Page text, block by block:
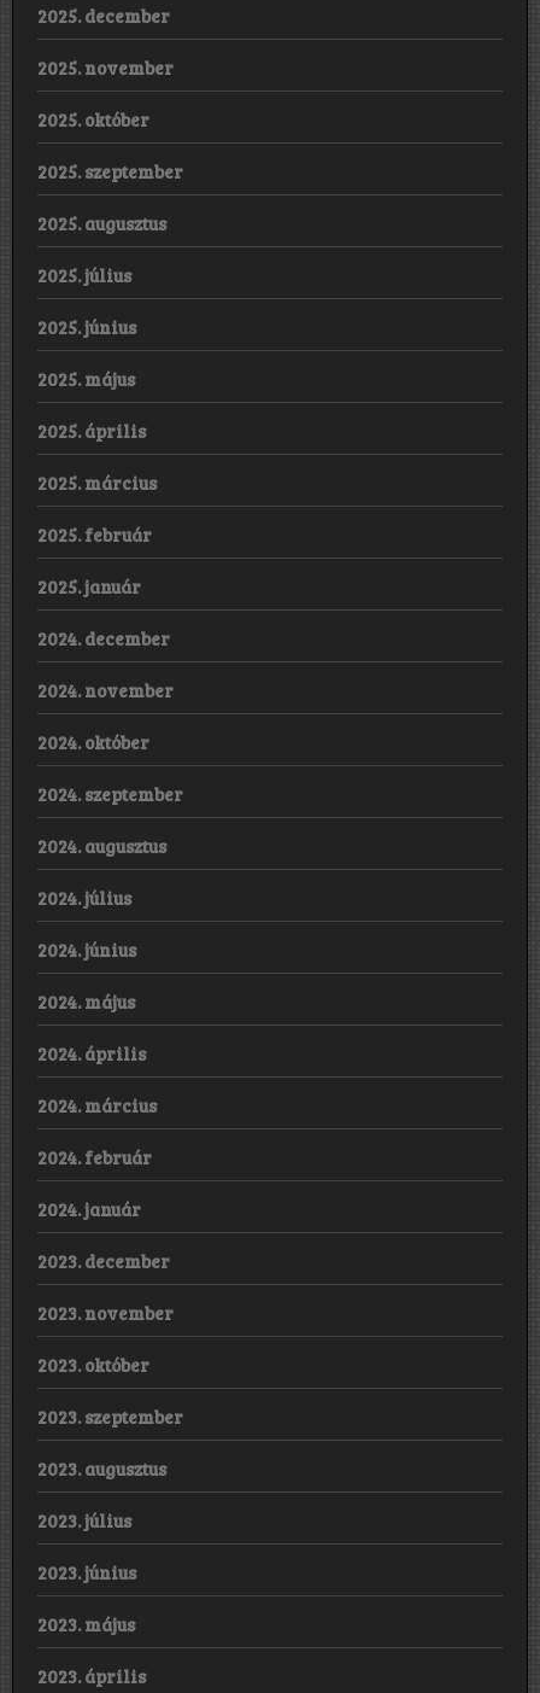
2025. december
2025. november
2025. október
2025. szeptember
2025. augusztus
2025. július
2025. június
2025. május
2025. április
2025. március
2025. február
2025. január
2024. december
2024. november
2024. október
2024. szeptember
2024. augusztus
2024. július
2024. június
2024. május
2024. április
2024. március
2024. február
2024. január
2023. december
2023. november
2023. október
2023. szeptember
2023. augusztus
2023. július
2023. június
2023. május
2023. április